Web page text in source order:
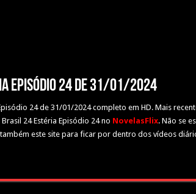
Episódio 24 de 31/01/2024
24 de 31/01/2024 completo em HD. Mais
24 Estéria Episódio 24 no NovelasFlix. Não se
este site para ficar por dentro dos vídeos